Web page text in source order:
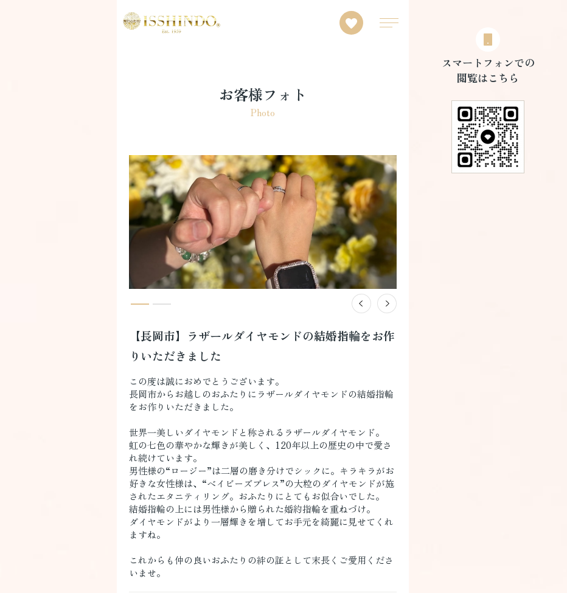
スマートフォンでの
閲覧はこちら
お客様フォト
Photo
【長岡市】ラザールダイヤモンドの結婚指輪をお作
りいただきました
この度は誠におめでとうございます。
長岡市からお越しのおふたりにラザールダイヤモンドの結婚指輪
をお作りいただきました。
世界一美しいダイヤモンドと称されるラザールダイヤモンド。
虹の七色の華やかな輝きが美しく、120年以上の歴史の中で愛さ
れ続けています。
男性様の“ロージー”は二層の磨き分けでシックに。キラキラがお
好きな女性様は、“ベイビーズブレス”の大粒のダイヤモンドが施
されたエタニティリング。おふたりにとてもお似合いでした。
結婚指輪の上には男性様から贈られた婚約指輪を重ねづけ。
ダイヤモンドがより一層輝きを増してお手元を綺麗に見せてくれ
ますね。
これからも仲の良いおふたりの絆の証として末長くご愛用くださ
いませ。